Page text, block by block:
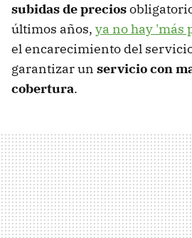
subidas de precios
últimos años, ya no hay 'más
el encarecimiento del
garantizar un servicio con
cobertura.